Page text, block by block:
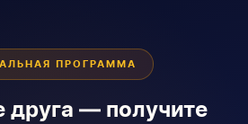
ПРОГРАММА
друга — получите